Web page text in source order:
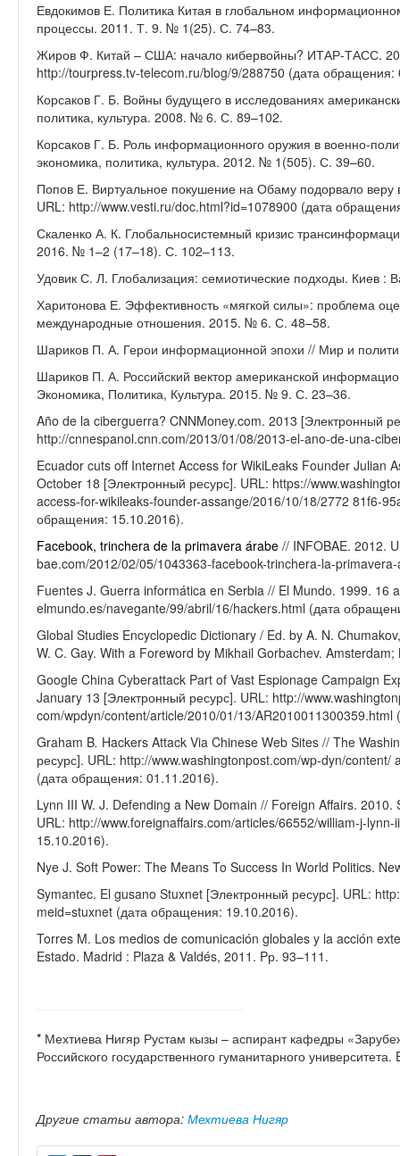
Евдокимов Е. Политика Китая в глобальном
процессы. 2011. Т. 9. № 1(25). С. 74–83.
Жиров Ф. Китай – США: начало кибервойны? ИТАР-ТАСС.
http://tourpress.tv-telecom.ru/blog/9/288750 (дата обращения:
Корсаков Г. Б. Войны будущего в исследованиях
политика, культура. 2008. № 6. С. 89–102.
Корсаков Г. Б. Роль информационного оружия в военно-
экономика, политика, культура. 2012. № 1(505). С. 39–60.
Попов Е. Виртуальное покушение на Обаму подорвало веру
URL: http://www.vesti.ru/doc.html?id=1078900 (дата
Скаленко А. К. Глобальносистемный кризис
2016. № 1–2 (17–18). С. 102–113.
Удовик С. Л. Глобализация: семиотические подходы. Киев :
Харитонова Е. Эффективность «мягкой силы»: проблема
международные отношения. 2015. № 6. С. 48–58.
Шариков П. А. Герои информационной эпохи // Мир и
Шариков П. А. Российский вектор американской
Экономика, Политика, Культура. 2015. № 9. С. 23–36.
Año de la ciberguerra? CNNMoney.com. 2013 [Электронный
http://cnnespanol.cnn.com/2013/01/08/2013-el-ano-de-una-
Ecuador cuts off Internet Access for WikiLeaks Founder Julian
October 18 [Электронный ресурс]. URL: https://
access-for-wikileaks-founder-assange/2016/10/18/2772 81f6-
обращения: 15.10.2016).
Facebook, trinchera de la primavera árabe // INFOBAE. 2012.
bae.com/2012/02/05/1043363-facebook-trinchera-la-
Fuentes J. Guerra informática en Serbia // El Mundo. 1999. 16
elmundo.es/navegante/99/abril/16/hackers.html (дата
Global Studies Encyclopedic Dictionary / Ed. by A. N.
W. C. Gay. With a Foreword by Mikhail Gorbachev.
Google China Cyberattack Part of Vast Espionage Campaign
January 13 [Электронный ресурс]. URL: http://
com/wpdyn/content/article/2010/01/13/
Graham B. Hackers Attack Via Chinese Web Sites // The
ресурс]. URL: http://www.washingtonpost.com/wp-dyn/
(дата обращения: 01.11.2016).
Lynn III W. J. Defending a New Domain // Foreign Affairs.
URL: http://www.foreignaffairs.com/articles/66552/william-j-
15.10.2016).
Nye J. Soft Power: The Means To Success In World Politics.
Symantec. El gusano Stuxnet [Электронный ресурс]. URL:
meid=stuxnet (дата обращения: 19.10.2016).
Torres M. Los medios de comunicación globales y la acción
Estado. Madrid : Plaza & Valdés, 2011. Pр. 93–111.
* Мехтиева Нигяр Рустам кызы – аспирант кафедры
Российского государственного гуманитарного
Другие статьи автора: Мехтиева Нигяр